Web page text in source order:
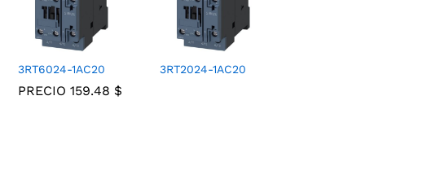
3RT6024-1AC20
PRECIO 159.48 $
159.48 $
3RT2024-1AC20